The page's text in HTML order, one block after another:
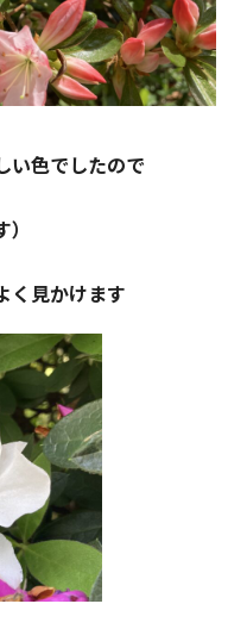
い色でしたので
く見かけます